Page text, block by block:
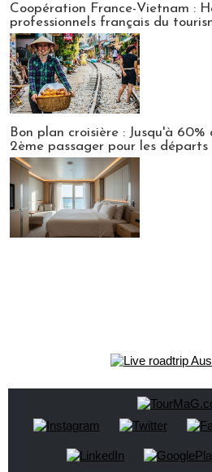
Coopération France-Vietnam :
professionnels français du
Bon plan croisière : Jusqu'à
2ème passager pour les